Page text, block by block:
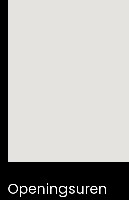
Openingsuren